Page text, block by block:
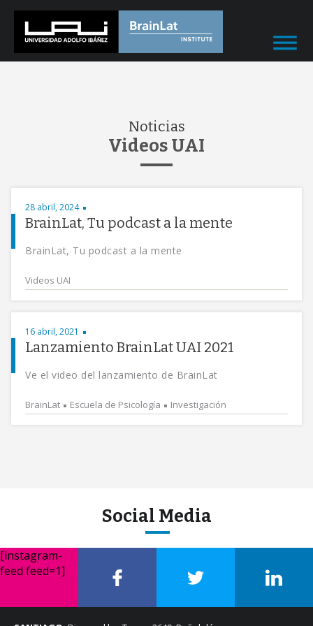
Noticias
Videos UAI
28 abril, 2024
BrainLat, Tu podcast a la mente
BrainLat, Tu podcast a la mente
Videos UAI
16 abril, 2021
Lanzamiento BrainLat UAI 2021
Ve el video del lanzamiento de BrainLat
BrainLat Escuela de Psicología Investigación
Social Media
[instagram-
feed feed=1]